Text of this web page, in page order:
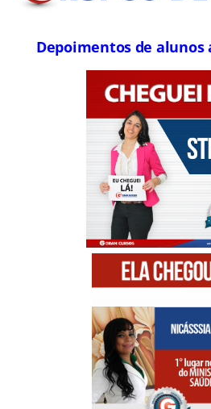
Depoimentos de alunos